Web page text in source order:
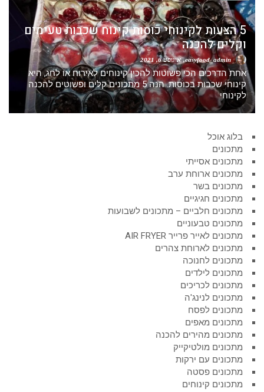
5 הצעות לקינוחי כוסות קינוח שכבות טעימים
וקלים להכנה
easyfood_admin אוגוסט 6, 2021
אחת הדרכים הכי פשוטות להכין קינוחים לאירוח או לחג, היא
קינוחי שכבות בכוסות. הנה 5 מתכונים קלים ופשוטים להכנה
לקינוחי
בלוג אוכל
מתכונים
מתכונים אסייתי
מתכונים ארוחת ערב
מתכונים בשר
מתכונים חגיגיים
מתכונים חלביים – מתכונים לשבועות
מתכונים טבעוניים
מתכונים לאייר פרייר AIR FRYER
מתכונים לארוחת צהרים
מתכונים לחנוכה
מתכונים לילדים
מתכונים לכריכים
מתכונים לנינג'ה
מתכונים לפסח
מתכונים מאפים
מתכונים מהירים להכנה
מתכונים מולטיקייק
מתכונים עם ירקות
מתכונים פסטה
מתכונים קינוחים